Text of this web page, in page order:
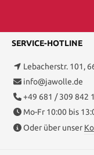
SERVICE-HOTLINE
Lebacherstr. 101,
info@jawolle.de
+49 681 / 309 842
Mo-Fr 10:00 bis
Oder über unser